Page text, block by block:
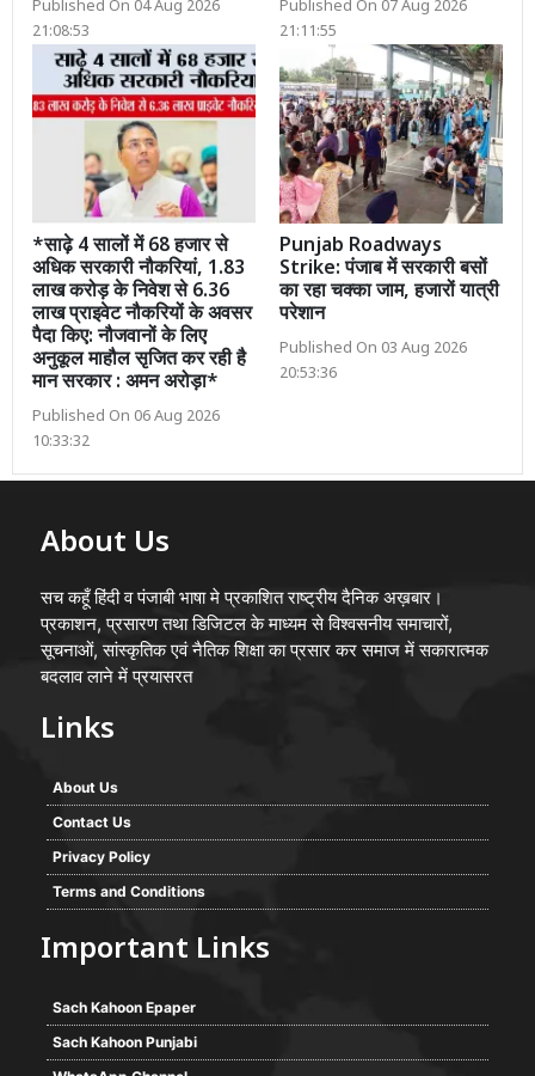
Published On 04 Aug 2026
21:08:53
Published On 07 Aug 2026
21:11:55
*साढ़े 4 सालों में 68 हजार से
अधिक सरकारी नौकरियां, 1.83
लाख करोड़ के निवेश से 6.36
लाख प्राइवेट नौकरियों के अवसर
पैदा किए: नौजवानों के लिए
अनुकूल माहौल सृजित कर रही है
मान सरकार : अमन अरोड़ा*
Published On 06 Aug 2026
10:33:32
Punjab Roadways
Strike: पंजाब में सरकारी बसों
का रहा चक्का जाम, हजारों यात्री
परेशान
Published On 03 Aug 2026
20:53:36
About Us
सच कहूँ हिंदी व पंजाबी भाषा मे प्रकाशित राष्ट्रीय दैनिक अख़बार।
प्रकाशन, प्रसारण तथा डिजिटल के माध्यम से विश्वसनीय समाचारों,
सूचनाओं, सांस्कृतिक एवं नैतिक शिक्षा का प्रसार कर समाज में सकारात्मक
बदलाव लाने में प्रयासरत
Links
About Us
Contact Us
Privacy Policy
Terms and Conditions
Important Links
Sach Kahoon Epaper
Sach Kahoon Punjabi